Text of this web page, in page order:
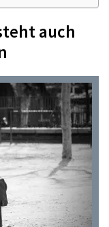
auch